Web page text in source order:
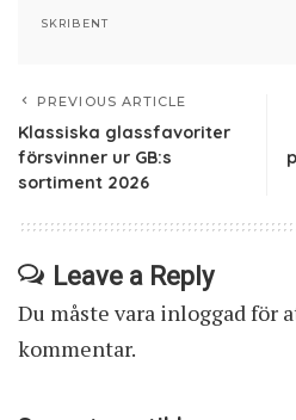
SKRIBENT
PREVIOUS ARTICLE
Klassiska glassfavoriter
försvinner ur GB:s
sortiment 2026
Leave a Reply
Du måste vara inloggadför
kommentar.